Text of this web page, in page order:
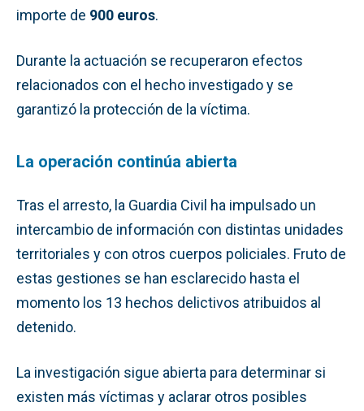
importe de 900 euros.
Durante la actuación se recuperaron efectos
relacionados con el hecho investigado y se
garantizó la protección de la víctima.
La operación continúa abierta
Tras el arresto, la Guardia Civil ha impulsado un
intercambio de información con distintas unidades
territoriales y con otros cuerpos policiales. Fruto de
estas gestiones se han esclarecido hasta el
momento los 13 hechos delictivos atribuidos al
detenido.
La investigación sigue abierta para determinar si
existen más víctimas y aclarar otros posibles